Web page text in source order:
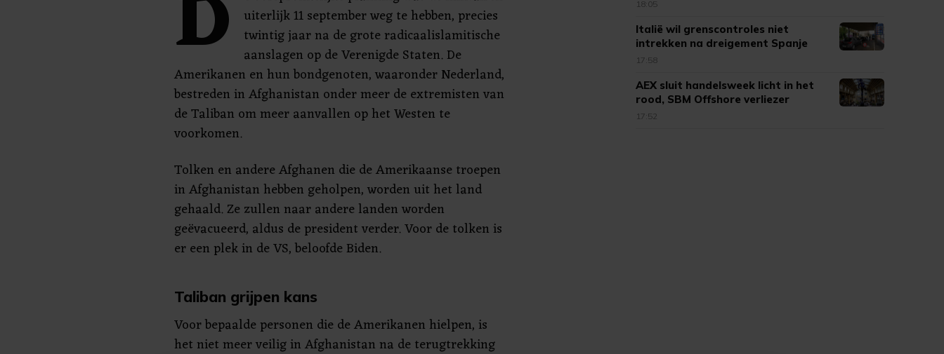
uiterlijk 11 september weg te hebben, precies
twintig jaar na de grote radicaalislamitische
aanslagen op de Verenigde Staten. De
Amerikanen en hun bondgenoten, waaronder Nederland,
bestreden in Afghanistan onder meer de extremisten van
de Taliban om meer aanvallen op het Westen te
voorkomen.
Tolken en andere Afghanen die de Amerikaanse troepen
in Afghanistan hebben geholpen, worden uit het land
gehaald. Ze zullen naar andere landen worden
geëvacueerd, aldus de president verder. Voor de tolken is
er een plek in de VS, beloofde Biden.
Taliban grijpen kans
Voor bepaalde personen die de Amerikanen hielpen, is
het niet meer veilig in Afghanistan na de terugtrekking
18:05
Italië wil grenscontroles niet
intrekken na dreigement Spanje
17:58
AEX sluit handelsweek licht in het
rood, SBM Offshore verliezer
17:52